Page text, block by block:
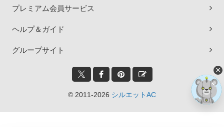
プレミアム会員サービス
ヘルプ＆ガイド
グループサイト
© 2011-2026 シルエットAC
×